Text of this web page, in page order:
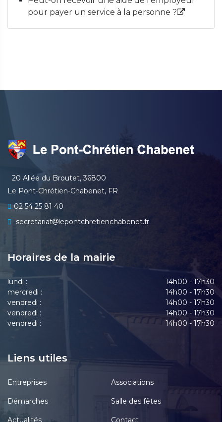
pour payer un service à la personne ?
20 Allée du Broutet, 36800
Le Pont-Chrétien-Chabenet, FR
02 54 25 81 40
secretariat
lepontchretienchabenet.fr
Horaires de la mairie
lundi :
14h00 - 17h30
mercredi :
14h00 - 17h30
vendredi :
14h00 - 17h30
vendredi :
14h00 - 17h30
vendredi :
14h00 - 17h30
Liens utiles
Entreprises Associations
Démarches Salle des fêtes
Actualités Contact